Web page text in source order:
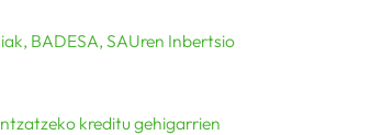
BADESA, SAUren Inbertsio
kreditu gehigarrien